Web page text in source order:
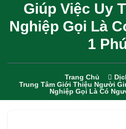
Giúp Việc Uy
Nghiệp Gọi Là
1
Trang Chủ
Trung Tâm Giới Thiệu Người
Nghiệp Gọi Là Có